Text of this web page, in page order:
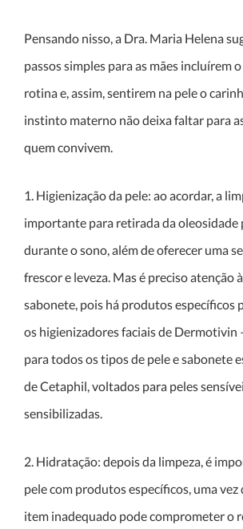
Pensando nisso, a Dra. Maria Helena
passos simples para as mães incluírem
rotina e, assim, sentirem na pele o
instinto materno não deixa faltar para
quem convivem.
1. Higienização da pele: ao acordar, a
importante para retirada da oleosidade
durante o sono, além de oferecer uma
frescor e leveza. Mas é preciso atenção
sabonete, pois há produtos específicos
os higienizadores faciais de Dermotivin
para todos os tipos de pele e sabonete
de Cetaphil, voltados para peles
sensibilizadas.
2. Hidratação: depois da limpeza, é
pele com produtos específicos, uma vez
item inadequado pode comprometer o